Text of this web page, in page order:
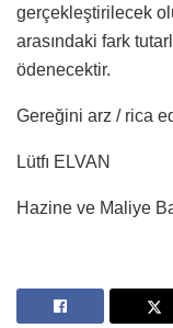
gerçekleştirilecek
arasındaki fark
ödenecektir.
Gereğini arz / rica
Lütfı ELVAN
Hazine ve Maliye